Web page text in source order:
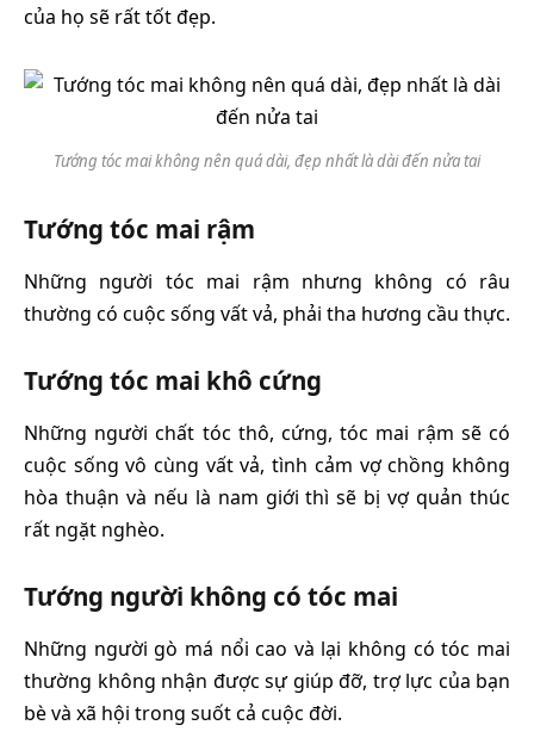
của họ sẽ rất tốt đẹp.
Tướng tóc mai không nên quá dài, đẹp nhất là dài đến nửa tai
Tướng tóc mai rậm
Những người tóc mai rậm nhưng không có râu
thường có cuộc sống vất vả, phải tha hương cầu thực.
Tướng tóc mai khô cứng
Những người chất tóc thô, cứng, tóc mai rậm sẽ có
cuộc sống vô cùng vất vả, tình cảm vợ chồng không
hòa thuận và nếu là nam giới thì sẽ bị vợ quản thúc
rất ngặt nghèo.
Tướng người không có tóc mai
Những người gò má nổi cao và lại không có tóc mai
thường không nhận được sự giúp đỡ, trợ lực của bạn
bè và xã hội trong suốt cả cuộc đời.